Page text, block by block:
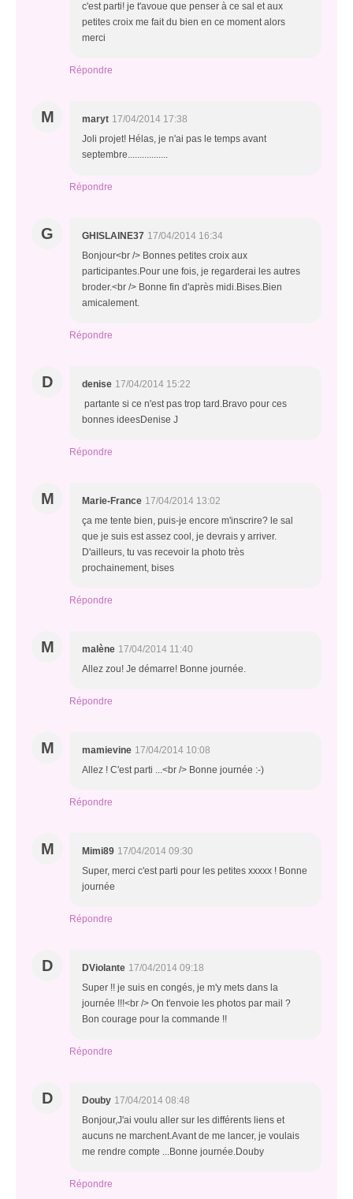
c'est parti! je t'avoue que penser à ce sal et aux
petites croix me fait du bien en ce moment alors
merci
Répondre
M maryt 17/04/2014 17:38
Joli projet! Hélas, je n'ai pas le temps avant
septembre.................
Répondre
G GHISLAINE37 17/04/2014 16:34
Bonjour<br /> Bonnes petites croix aux
participantes.Pour une fois, je regarderai les autres
broder.<br /> Bonne fin d'après midi.Bises.Bien
amicalement.
Répondre
D denise 17/04/2014 15:22
partante si ce n'est pas trop tard.Bravo pour ces
bonnes ideesDenise J
Répondre
M Marie-France 17/04/2014 13:02
ça me tente bien, puis-je encore m'inscrire? le sal
que je suis est assez cool, je devrais y arriver.
D'ailleurs, tu vas recevoir la photo très
prochainement, bises
Répondre
M malène 17/04/2014 11:40
Allez zou! Je démarre! Bonne journée.
Répondre
M mamievine 17/04/2014 10:08
Allez ! C'est parti ...<br /> Bonne journée :-)
Répondre
M Mimi89 17/04/2014 09:30
Super, merci c'est parti pour les petites xxxxx ! Bonne
journée
Répondre
D DViolante 17/04/2014 09:18
Super !! je suis en congés, je m'y mets dans la
journée !!!<br /> On t'envoie les photos par mail ?
Bon courage pour la commande !!
Répondre
D Douby 17/04/2014 08:48
Bonjour,J'ai voulu aller sur les différents liens et
aucuns ne marchent.Avant de me lancer, je voulais
me rendre compte ...Bonne journée.Douby
Répondre